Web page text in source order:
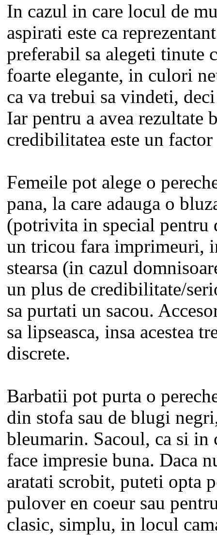
In cazul in care locul de
aspirati este ca
preferabil sa alegeti tinute
foarte elegante, in culori
ca va trebui sa vindeti,
Iar pentru a avea rezultate
credibilitatea este un factor
Femeile pot alege o
pana, la care adauga o
(potrivita in special pentru
un tricou fara imprimeuri,
stearsa (in cazul
un plus de credibilitate/
sa purtati un sacou.
sa lipseasca, insa acestea
discrete.
Barbatii pot purta o
din stofa sau de blugi
bleumarin. Sacoul, ca si in
face impresie buna. Daca
aratati scrobit, puteti opta
pulover en coeur sau
clasic, simplu, in locul